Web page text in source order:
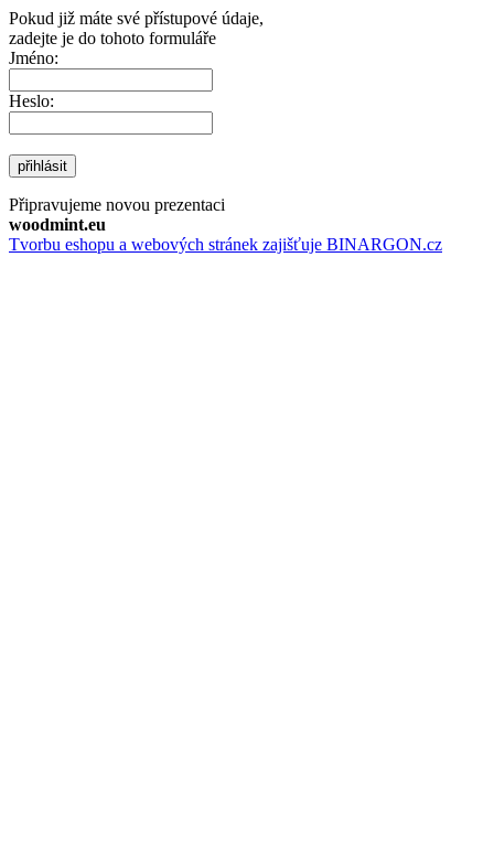
Pokud již máte své přístupové údaje,
zadejte je do tohoto formuláře
Jméno:
Heslo:
přihlásit
Připravujeme novou prezentaci
woodmint.eu
Tvorbu eshopu a webových stránek zajišťuje BINARGON.cz